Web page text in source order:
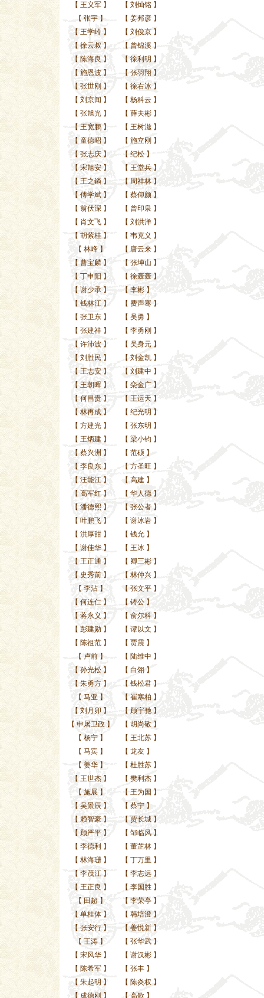
【 王义军】 【 刘灿铭 】
【 张宇】 【 姜邦彦 】
【 王学岭】 【 刘俊京 】
【 徐云叔 】 【 曾锦溪 】
【 陈海良 】 【 徐利明 】
【 施恩波】 【 张羽翔 】
【 张世刚 】 【 徐右冰 】
【 刘京闻 】 【 杨科云 】
【 张旭光】 【 薛夫彬 】
【 王宽鹏】 【 王树滋 】
【 童德昭 】 【 施立刚 】
【 张志庆】 【 纪松 】
【 宋旭安】 【 王堂兵 】
【 王之鏻】 【 周祥林 】
【 傅学斌】 【 蔡仰颜 】
【 翁伏深】 【 曾印泉 】
【 肖文飞】 【 刘洪洋 】
【 胡紫桂】 【 韦克义 】
【 林峰】 【 唐云来 】
【 曹宝麟】 【 张坤山 】
【 丁申阳 】 【 徐轰轰 】
【 谢少承】 【 李彬 】
【 钱林江】 【 费声骞 】
【 张卫东】 【 吴勇 】
【 张建祥】 【 李勇刚 】
【 许沛波】 【 吴身元 】
【 刘胜民 】 【 刘金凯 】
【 王志安】 【 刘建中 】
【 王朝晖】 【 栾金广 】
【 何昌贵】 【 王运天 】
【 林再成】 【 纪光明 】
【 方建光】 【 张东明 】
【 王炳建】 【 梁小钧 】
【 蔡兴洲 】 【 范硕 】
【 李良东】 【 方圣旺 】
【 汪能江】 【 高建 】
【 高军红 】 【 华人德 】
【 潘德熙】 【 张公者 】
【 叶鹏飞】 【 谢冰岩 】
【 洪厚甜】 【 钱允 】
【 谢佳华】 【 王冰 】
【 王正通 】 【 卿三彬 】
【 史秀前】 【 林仲兴 】
【 李沾】 【 张文平 】
【 何连仁】 【 铸公 】
【 蒋永义 】 【 俞尔科 】
【 彭建勋】 【 谭以文 】
【 陈祖范】 【 贾震 】
【 卢前】 【 陆维中 】
【 孙光松】 【 白翎 】
【 朱勇方】 【 钱松君 】
【 马亚 】 【 崔寒柏 】
【 刘月卯 】 【 顾宇驰 】
【 申屠卫政】 【 胡尚敬 】
【 杨宁】 【 王北苏 】
【 马宾】 【 龙友 】
【 姜华】 【 杜胜苏 】
【 王世杰】 【 樊利杰 】
【 施展 】 【 王为国 】
【 吴景辰 】 【 蔡宁 】
【 赖智豪】 【 贾长城 】
【 顾严平】 【 邹临风 】
【 李德利 】 【 董芷林 】
【 林海珊】 【 丁万里 】
【 李茂江】 【 李志远 】
【 王正良 】 【 李国胜 】
【 田超 】 【 李荣亭 】
【 单桂体】 【 韩培澄 】
【 张安行】 【 姜悦新 】
【 王涛】 【 张华武 】
【 宋风华】 【 谢汉彬 】
【 陈希军】 【 张丰 】
【 朱起明 】 【 陈炎权 】
【 成德刚 】 【 高歌 】